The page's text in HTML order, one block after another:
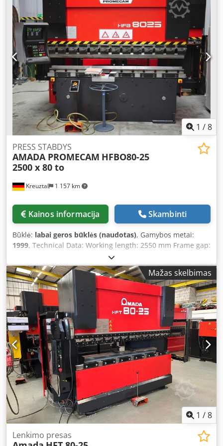
CNC: 200 mm Pristatymo greitis 100 mm/sek Lenkimo
greitis 0-10 mm/sek Atidarymo greitis 100 mm/sek Darbo
valandos 43000 h Ilgis 3100 mm Plotis 1600 mm Aukštis
2550 mm Svoris 5750 kg Bendras energijos poreikis 9 kW
Dcjdpfotv Rlbjx Ap Hsk Užimama erdvė apie 3x2x2,5 m
Valdymas Amada OP2002 Visos mašinos gali būti
apžiūrimos įjungtos bet kuriuo metu. Mašinų
demonstravimas galimas bet kuriuo metu. Fiessler
apsauginis šviesos barjeras, motorizuotas Akkas LED
apšvietimas viduje ir prie mašinos
1 /8
Kreuztal 1 157 km
PRESS STABDYS
AMADA PROMECAM HFBO80-25
2500 x 80 to
Kainos informacija Skambinti
Būklė: labai geros būklės (naudotas), Gamybos metai:
1999, Technical Data: Working length: 2550 mm Frame gap:
2125 mm Pressing force: 80 t CNC control: AMADA
OPERATOR II graphic controlled axes: Y1/Y2; X1/X2; R1/R2;
Z1/Z2 motorized adjustable backgauge Stroke: 200 mm
Throat depth: 420 mm Crowning Working height: 960 mm
Motor power: 7.5 kW CE marking Dimensions (L x W x H):
approx. 3000 x 2250 x 2250 mm Weight: approx. 6 tons
Accessories: 1 set of AMADA standard tooling Djdpfovrh
Rcsx Ap Hsck Condition: The machine is in very good
condition More machines available on our homepage. The
seller assumes no liability for errors in typing or data
transmission. The machine’s appearance, technical
condition, and wear are consistent with its age; used
machines are sold without any warranty.
Mažas skelbimas
1 /8
Lenkimo presas